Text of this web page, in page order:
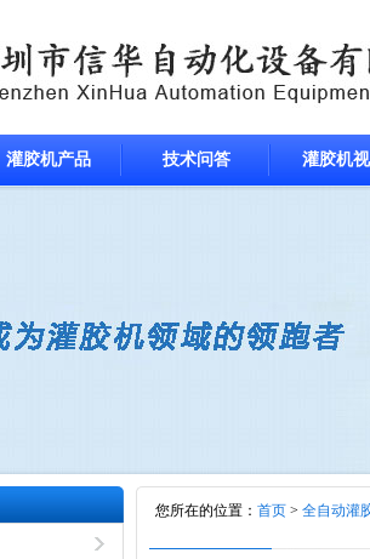
灌胶机产品 技术问答 灌胶机
您所在的位置： 首页 > 全自动灌